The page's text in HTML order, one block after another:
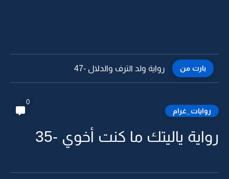
بارت من رواية ولد الترف والدلال -46
روايات_غرام
0
رواية ياليتك ما كنت أخوي -35